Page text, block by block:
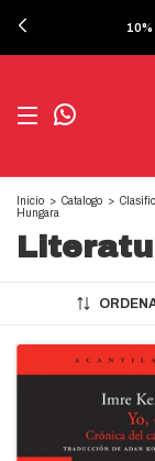
10%
Inicio > Catalogo >
Hungara